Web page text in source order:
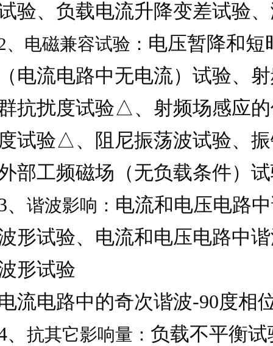
验、负载电流升降变差试验
、电磁兼容试验： 电压暂降和
电流电路中无电流）试验、
抗扰度试验△、射频场感应
试验△、阻尼振荡波试验、
部工频磁场（无负载条件）
、谐波影响： 电流和电压电路
形试验、电流和电压电路中
形试验
流电路中的奇次谐波-90度相
、抗其它影响量： 负载不平衡